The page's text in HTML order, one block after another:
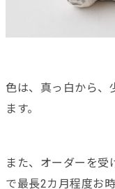
色は、真っ白から、
ます。
また、オーダーを受
で最長2カ月程度お